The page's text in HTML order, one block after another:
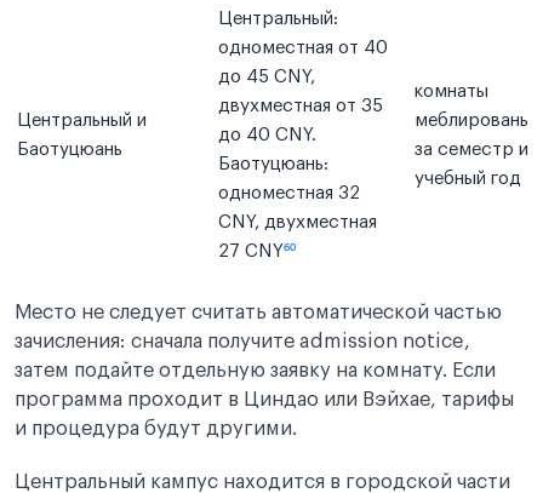
Центральный и
Баотуцюань
Центральный:
одноместная от 40
до 45 CNY,
двухместная от 35
до 40 CNY.
Баотуцюань:
одноместная 32
CNY, двухместная
27 CNY⁶⁰
комнаты
меблированы,
за семестр
учебный год
Место не следует считать автоматической частью
зачисления: сначала получите admission notice,
затем подайте отдельную заявку на комнату. Если
программа проходит в Циндао или Вэйхае, тарифы
и процедура будут другими.
Центральный кампус находится в городской части